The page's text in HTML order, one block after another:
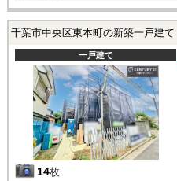
千葉市中央区東本町の新築一戸建て
一戸建て
14枚